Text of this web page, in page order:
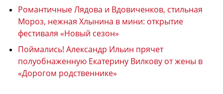
Романтичные Лядова и Вдовиченков, стильная
Мороз, нежная Хлынина в мини: открытие
фестиваля «Новый сезон»
Поймались! Александр Ильин прячет
полуобнаженную Екатерину Вилкову от жены в
«Дорогом родственнике»